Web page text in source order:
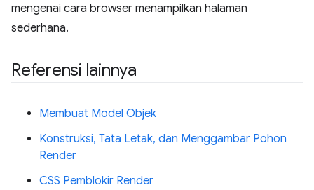
mengenai cara browser menampilkan halaman
sederhana.
Referensi lainnya
Membuat Model Objek
Konstruksi, Tata Letak, dan Menggambar Pohon
Render
CSS Pemblokir Render